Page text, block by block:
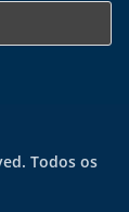
Todos os